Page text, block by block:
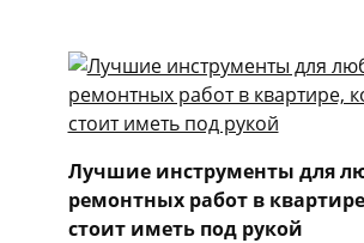
Лучшие инструменты для
ремонтных работ в
стоит иметь под рукой